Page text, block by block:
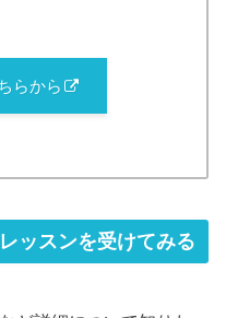
らから
ッスンを受けてみる